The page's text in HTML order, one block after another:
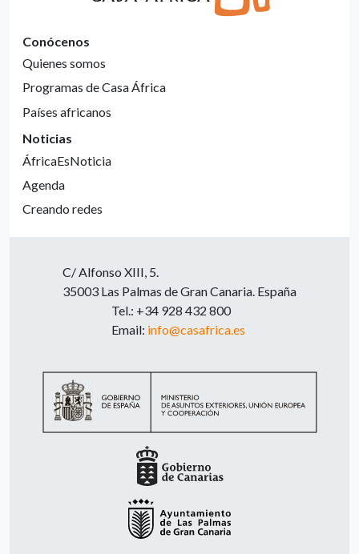
Conócenos
Quienes somos
Programas de Casa África
Países africanos
Noticias
ÁfricaEsNoticia
Agenda
Creando redes
C/ Alfonso XIII, 5.
35003 Las Palmas de Gran Canaria. España
Tel.: +34 928 432 800
Email: info@casafrica.es